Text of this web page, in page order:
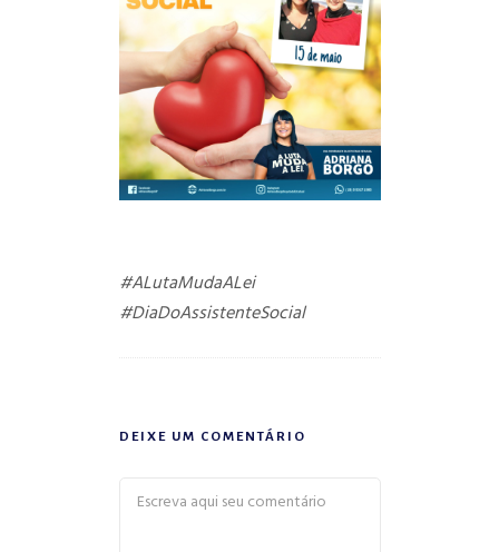
#ALutaMudaALei
#DiaDoAssistenteSocial
DEIXE UM COMENTÁRIO